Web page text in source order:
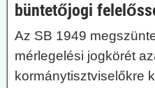
büntetőjogi
Az SB 1949
mérlegelési jogkörét
kormánytisztviselőkre